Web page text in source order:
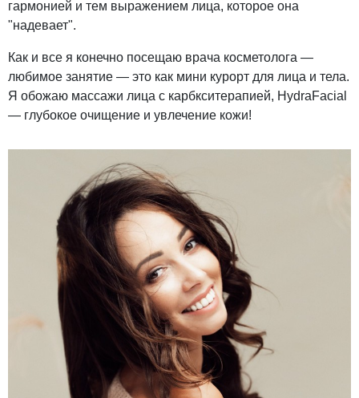
гармонией и тем выражением лица, которое она
"надевает".
Как и все я конечно посещаю врача косметолога —
любимое занятие — это как мини курорт для лица и тела.
Я обожаю массажи лица с карбкситерапией, HydraFacial
— глубокое очищение и увлечение кожи!